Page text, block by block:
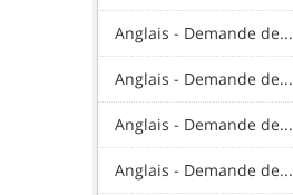
Anglais - Demande de...
Anglais - Demande de...
Anglais - Demande de...
Anglais - Demande de...